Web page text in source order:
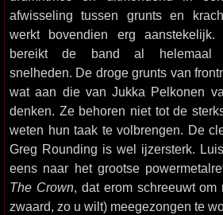
afwisseling tussen grunts en
werkt bovendien erg aanstekelijk.
bereikt de band al helemaal
snelheden. De droge grunts van
wat aan die van Jukka Pelkonen
denken. Ze behoren niet tot de
weten hun taak te volbrengen. De
Greg Rounding is wel ijzersterk.
eens naar het grootse
The Crown, dat erom schreeuwt om
zwaard, zo u wilt) meegezongen te